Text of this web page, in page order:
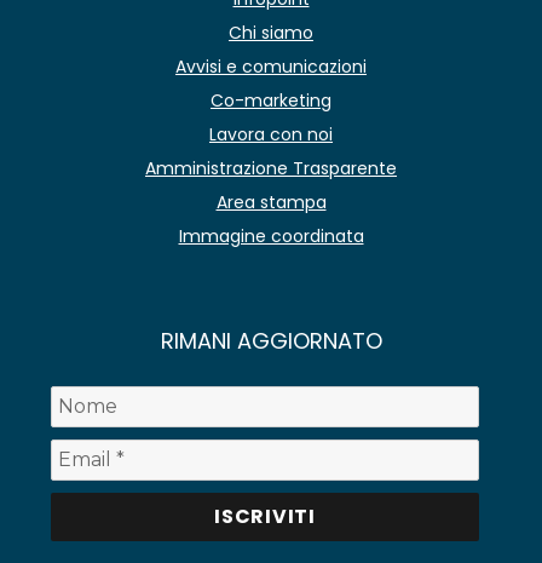
Chi siamo
Avvisi e comunicazioni
Co-marketing
Lavora con noi
Amministrazione Trasparente
Area stampa
Immagine coordinata
RIMANI AGGIORNATO